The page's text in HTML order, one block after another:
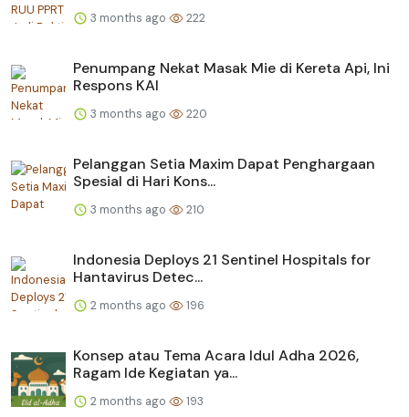
3 months ago 222
Penumpang Nekat Masak Mie di Kereta Api, Ini
Respons KAI
3 months ago 220
Pelanggan Setia Maxim Dapat Penghargaan
Spesial di Hari Kons...
3 months ago 210
Indonesia Deploys 21 Sentinel Hospitals for
Hantavirus Detec...
2 months ago 196
Konsep atau Tema Acara Idul Adha 2026,
Ragam Ide Kegiatan ya...
2 months ago 193